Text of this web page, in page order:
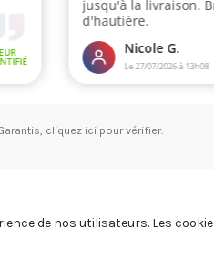
cliquez ici pour vérifier.
de nos utilisateurs. Les